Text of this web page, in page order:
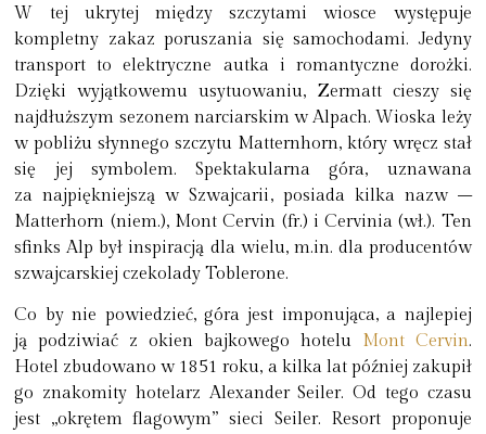
W tej ukrytej między szczytami wiosce występuje
kompletny zakaz poruszania się samochodami. Jedyny
transport to elektryczne autka i romantyczne dorożki.
Dzięki wyjątkowemu usytuowaniu, Zermatt cieszy się
najdłuższym sezonem narciarskim w Alpach. Wioska leży
w pobliżu słynnego szczytu Matternhorn, który wręcz stał
się jej symbolem.Spektakularna góra, uznawana
za najpiękniejszą w Szwajcarii, posiada kilka nazw –
Matterhorn (niem.), Mont Cervin (fr.) i Cervinia (wł.). Ten
sfinks Alp był inspiracją dla wielu, m.in. dla producentów
szwajcarskiej czekolady Toblerone.
Co by nie powiedzieć, góra jest imponująca, a najlepiej
ją podziwiać z okien bajkowego hotelu Mont Cervin.
Hotel zbudowano w 1851 roku, a kilka lat później zakupił
go znakomity hotelarz Alexander Seiler. Od tego czasu
jest „okrętem flagowym” sieci Seiler. Resort proponuje